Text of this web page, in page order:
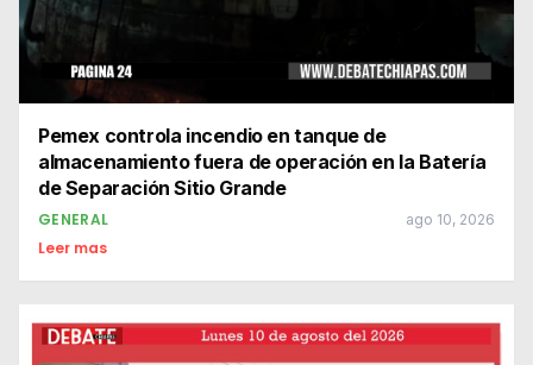
Pemex controla incendio en tanque de
almacenamiento fuera de operación en la Batería
de Separación Sitio Grande
GENERAL ago 10, 2026
Leer mas